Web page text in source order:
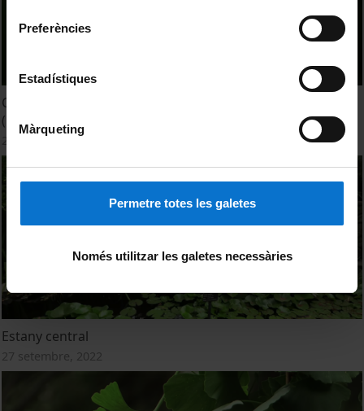
Preferències
Estadístiques
Màrqueting
Permetre totes les galetes
Només utilitzar les galetes necessàries
Corretjola farinosa 'Convolvulus farinosus
(Convolvulaceae)'
27 setembre, 2022
Estany central
27 setembre, 2022